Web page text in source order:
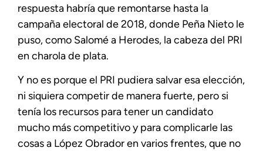
respuesta habría que remontarse hasta la
campaña electoral de 2018, donde Peña Nieto le
puso, como Salomé a Herodes, la cabeza del PRI
en charola de plata.
Y no es porque el PRI pudiera salvar esa elección,
ni siquiera competir de manera fuerte, pero si
tenía los recursos para tener un candidato
mucho más competitivo y para complicarle las
cosas a López Obrador en varios frentes, que no